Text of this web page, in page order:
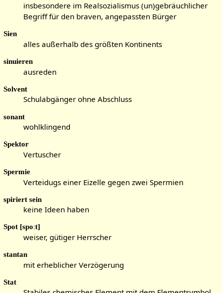
insbesondere im Realsozialismus (un)gebräuchlicher
Begriff für den braven, angepassten Bürger
Sien
alles außerhalb des größten Kontinents
sinuieren
ausreden
Solvent
Schulabgänger ohne Abschluss
sonant
wohlklingend
Spektor
Vertuscher
Spermie
Verteidugs einer Eizelle gegen zwei Spermien
spiriert sein
keine Ideen haben
Spot [spoːt]
weiser, gütiger Herrscher
stantan
mit erheblicher Verzögerung
Stat